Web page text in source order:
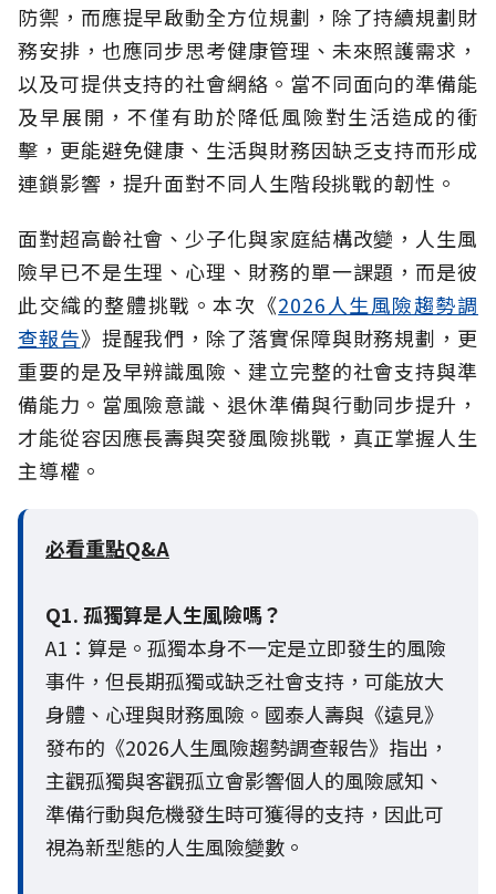
防禦，而應提早啟動全方位規劃，除了持續規劃財
務安排，也應同步思考健康管理、未來照護需求，
以及可提供支持的社會網絡。當不同面向的準備能
及早展開，不僅有助於降低風險對生活造成的衝
擊，更能避免健康、生活與財務因缺乏支持而形成
連鎖影響，提升面對不同人生階段挑戰的韌性。
面對超高齡社會、少子化與家庭結構改變，人生風
險早已不是生理、心理、財務的單一課題，而是彼
此交織的整體挑戰。本次《2026人生風險趨勢調
查報告》提醒我們，除了落實保障與財務規劃，更
重要的是及早辨識風險、建立完整的社會支持與準
備能力。當風險意識、退休準備與行動同步提升，
才能從容因應長壽與突發風險挑戰，真正掌握人生
主導權。
必看重點Q&A
Q1. 孤獨算是人生風險嗎？
A1：算是。孤獨本身不一定是立即發生的風險
事件，但長期孤獨或缺乏社會支持，可能放大
身體、心理與財務風險。國泰人壽與《遠見》
發布的《2026人生風險趨勢調查報告》指出，
主觀孤獨與客觀孤立會影響個人的風險感知、
準備行動與危機發生時可獲得的支持，因此可
視為新型態的人生風險變數。